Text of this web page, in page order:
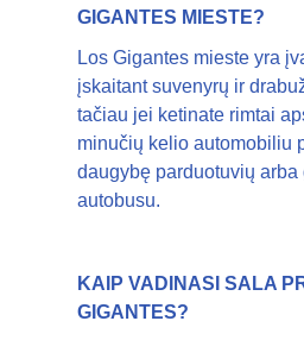
GIGANTES MIESTE?
Los Gigantes mieste yra
įskaitant suvenyrų ir
tačiau jei ketinate rimtai
minučių kelio automobiliu
daugybę parduotuvių arba
autobusu.
KAIP VADINASI SALA
GIGANTES?